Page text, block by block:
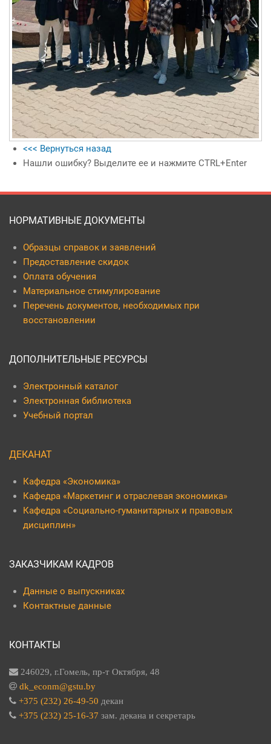
<<< Вернуться назад
Нашли ошибку? Выделите ее и нажмите CTRL+Enter
НОРМАТИВНЫЕ ДОКУМЕНТЫ
Образцы справок и заявлений
Предоставление скидок
Оплата обучения
Материальное стимулирование
Перечень документов, необходимых при
восстановлении
ДОПОЛНИТЕЛЬНЫЕ РЕСУРСЫ
Электронный каталог
Электронная библиотека
Учебный портал
ДЕКАНАТ
Кафедра «Экономика»
Кафедра «Маркетинг и отраслевая экономика»
Кафедра «Социально-гуманитарных и правовых
дисциплин»
ЗАКАЗЧИКАМ КАДРОВ
Данные о выпускниках
Контактные данные
КОНТАКТЫ
246029, г.Гомель, пр-т Октября, 48
dk_econm@gstu.by
+375 (232) 26-49-50 декан
+375 (232) 25-16-37 зам. декана и секретарь